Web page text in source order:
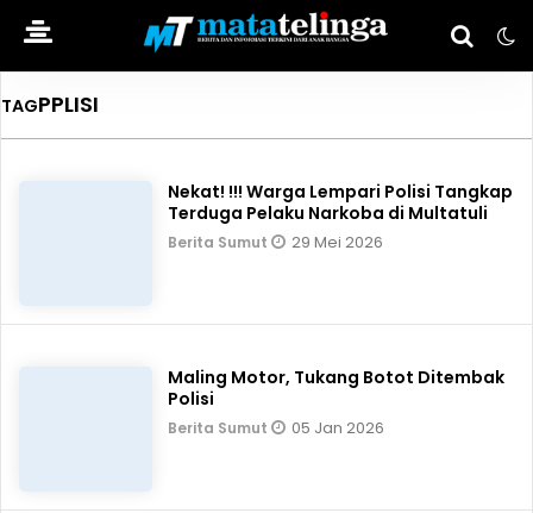
TAGPPLISI
Nekat! !!! Warga Lempari Polisi Tangkap
Terduga Pelaku Narkoba di Multatuli
Berita Sumut 29 Mei 2026
Maling Motor, Tukang Botot Ditembak
Polisi
Berita Sumut 05 Jan 2026